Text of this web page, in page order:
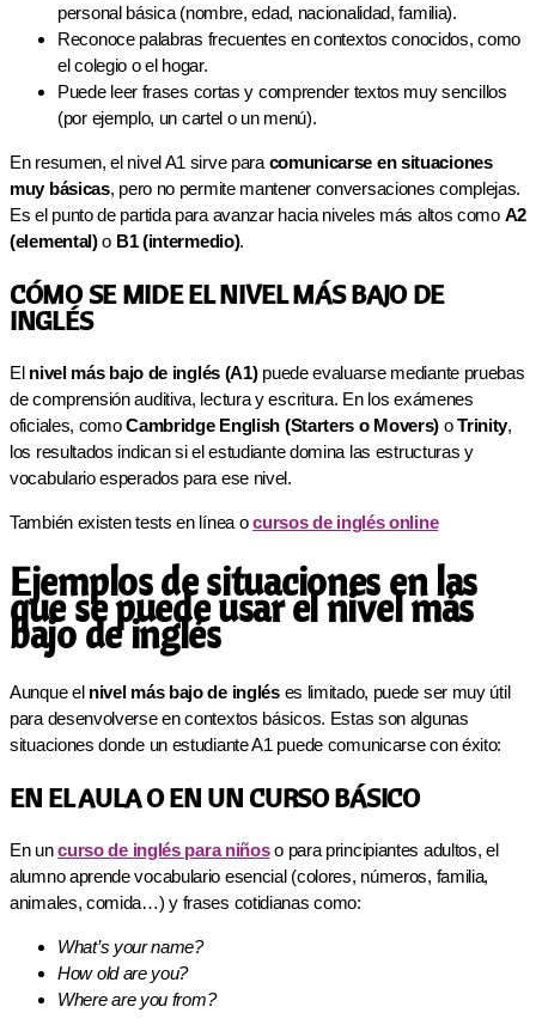
personal básica (nombre, edad, nacionalidad, familia).
Reconoce palabras frecuentes en contextos conocidos, como
el colegio o el hogar.
Puede leer frases cortas y comprender textos muy sencillos
(por ejemplo, un cartel o un menú).
En resumen, el nivel A1 sirve paracomunicarse en situaciones
muy básicas, pero no permite mantener conversaciones complejas.
Es el punto de partida para avanzar hacia niveles más altos como A2
(elemental)o B1 (intermedio).
CÓMO SE MIDE EL NIVEL MÁS BAJO DE
INGLÉS
El nivel más bajo de inglés (A1)puede evaluarse mediante pruebas
de comprensión auditiva, lectura y escritura. En los exámenes
oficiales, comoCambridge English (Starters o Movers) oTrinity,
los resultados indican si el estudiante domina las estructuras y
vocabulario esperados para ese nivel.
También existen tests en línea ocursos de inglés online
Ejemplos de situaciones en las
que se puede usar el nivel más
bajo de inglés
Aunque el nivel más bajo de ingléses limitado, puede ser muy útil
para desenvolverse en contextos básicos. Estas son algunas
situaciones donde un estudiante A1 puede comunicarse con éxito:
EN EL AULA O EN UN CURSO BÁSICO
En uncurso de inglés para niñoso para principiantes adultos, el
alumno aprende vocabulario esencial (colores, números, familia,
animales, comida…) y frases cotidianas como:
What’s your name?
How old are you?
Where are you from?